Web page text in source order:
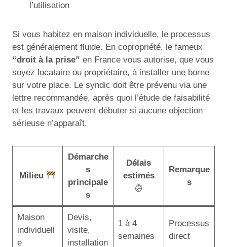
l’utilisation
Si vous habitez en maison individuelle, le processus
est généralement fluide. En copropriété, le fameux
“droit à la prise” en France vous autorise, que vous
soyez locataire ou propriétaire, à installer une borne
sur votre place. Le syndic doit être prévenu via une
lettre recommandée, après quoi l’étude de faisabilité
et les travaux peuvent débuter si aucune objection
sérieuse n’apparaît.
Milieu
Démarche
s
principale
s
Délais
estimés
Remarque
s
Maison
individuell
e
Devis,
visite,
installation
1 à 4
semaines
Processus
direct